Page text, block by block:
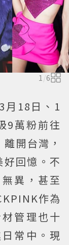
1 /6
月18日、1
9萬粉前往
開台灣，
回憶。不
異，甚至
作為
管理也十
常中。現